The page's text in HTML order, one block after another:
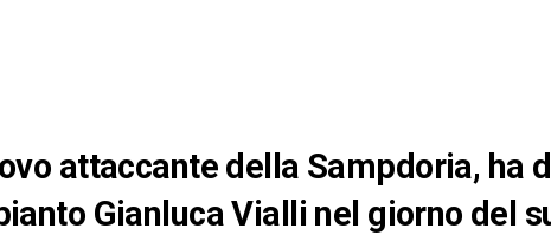
attaccante della Sampdoria, ha
Gianluca Vialli nel giorno del